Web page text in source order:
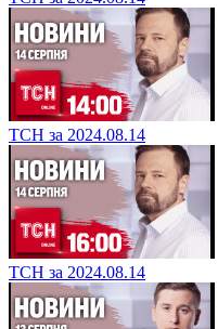
ТСН за 2024.08.14
ТСН за 2024.08.14